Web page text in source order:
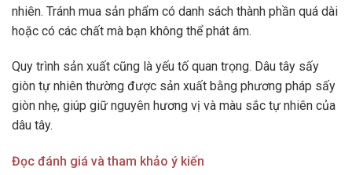
nhiên. Tránh mua sản phẩm có danh sách thành phần quá dài
hoặc có các chất mà bạn không thể phát âm.
Quy trình sản xuất cũng là yếu tố quan trọng. Dâu tây sấy
giòn tự nhiên thường được sản xuất bằng phương pháp sấy
giòn nhẹ, giúp giữ nguyên hương vị và màu sắc tự nhiên của
dâu tây.
Đọc đánh giá và tham khảo ý kiến